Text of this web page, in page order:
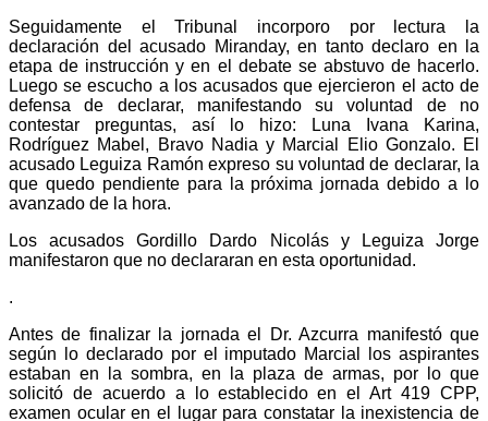
Seguidamente el Tribunal incorporo por lectura la
declaración del acusado Miranday, en tanto declaro en la
etapa de instrucción y en el debate se abstuvo de hacerlo.
Luego se escucho a los acusados que ejercieron el acto de
defensa de declarar, manifestando su voluntad de no
contestar preguntas, así lo hizo: Luna Ivana Karina,
Rodríguez Mabel, Bravo Nadia y Marcial Elio Gonzalo. El
acusado Leguiza Ramón expreso su voluntad de declarar, la
que quedo pendiente para la próxima jornada debido a lo
avanzado de la hora.
Los acusados Gordillo Dardo Nicolás y Leguiza Jorge
manifestaron que no declararan en esta oportunidad.
.
Antes de finalizar la jornada el Dr. Azcurra manifestó que
según lo declarado por el imputado Marcial los aspirantes
estaban en la sombra, en la plaza de armas, por lo que
solicitó de acuerdo a lo establecido en el Art 419 CPP,
examen ocular en el lugar para constatar la inexistencia de